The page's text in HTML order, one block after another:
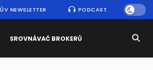
NEWSLETTER PODCAST
SROVNÁVAČ BROKERŮ